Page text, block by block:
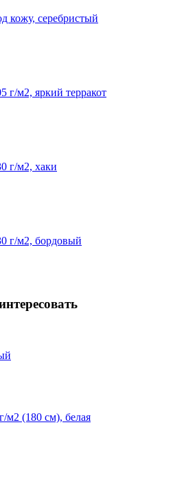
кожу, серебристый
г/м2, яркий терракот
г/м2, хаки
г/м2, бордовый
м2 (180 см), белая